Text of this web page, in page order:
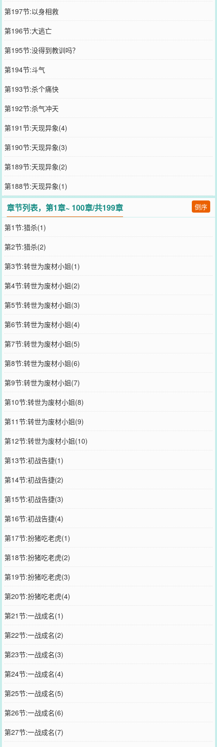
第197节:以身相救
第196节:大逃亡
第195节:没得到教训吗？
第194节:斗气
第193节:杀个痛快
第192节:杀气冲天
第191节:天现异象(4)
第190节:天现异象(3)
第189节:天现异象(2)
第188节:天现异象(1)
章节列表，第1章~ 100章/共199章 倒序
第1节:猎杀(1)
第2节:猎杀(2)
第3节:转世为废材小姐(1)
第4节:转世为废材小姐(2)
第5节:转世为废材小姐(3)
第6节:转世为废材小姐(4)
第7节:转世为废材小姐(5)
第8节:转世为废材小姐(6)
第9节:转世为废材小姐(7)
第10节:转世为废材小姐(8)
第11节:转世为废材小姐(9)
第12节:转世为废材小姐(10)
第13节:初战告捷(1)
第14节:初战告捷(2)
第15节:初战告捷(3)
第16节:初战告捷(4)
第17节:扮猪吃老虎(1)
第18节:扮猪吃老虎(2)
第19节:扮猪吃老虎(3)
第20节:扮猪吃老虎(4)
第21节:一战成名(1)
第22节:一战成名(2)
第23节:一战成名(3)
第24节:一战成名(4)
第25节:一战成名(5)
第26节:一战成名(6)
第27节:一战成名(7)